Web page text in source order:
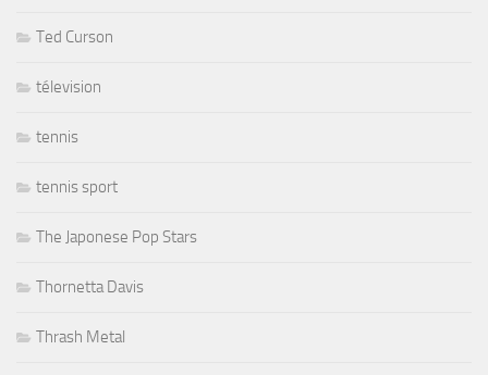
Ted Curson
télevision
tennis
tennis sport
The Japonese Pop Stars
Thornetta Davis
Thrash Metal